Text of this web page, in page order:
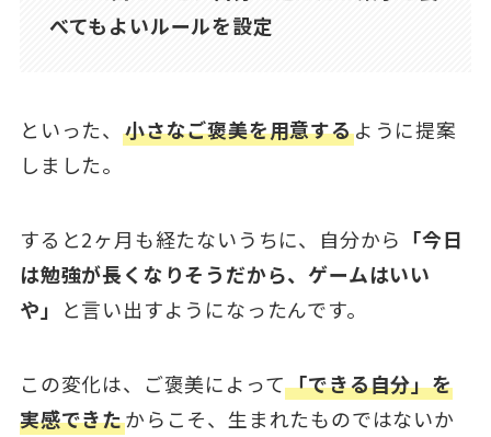
べてもよいルールを設定
といった、 小さなご褒美を用意するように提案
しました。
すると2ヶ月も経たないうちに、自分から 「今日
は勉強が長くなりそうだから、ゲームはいい
や」 と言い出すようになったんです。
この変化は、ご褒美によって「できる自分」を
実感できたからこそ、生まれたものではないか